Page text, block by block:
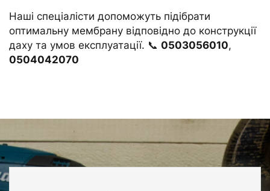
Наші спеціалісти допоможуть підібрати
оптимальну мембрану відповідно до конструкції
даху та умов експлуатації. 📞 0503056010,
0504042070